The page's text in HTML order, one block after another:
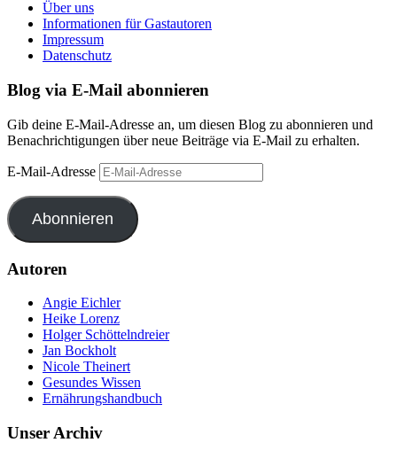
Über uns
Informationen für Gastautoren
Impressum
Datenschutz
Blog via E-Mail abonnieren
Gib deine E-Mail-Adresse an, um diesen Blog zu abonnieren und
Benachrichtigungen über neue Beiträge via E-Mail zu erhalten.
E-Mail-Adresse
Abonnieren
Autoren
Angie Eichler
Heike Lorenz
Holger Schöttelndreier
Jan Bockholt
Nicole Theinert
Gesundes Wissen
Ernährungshandbuch
Unser Archiv